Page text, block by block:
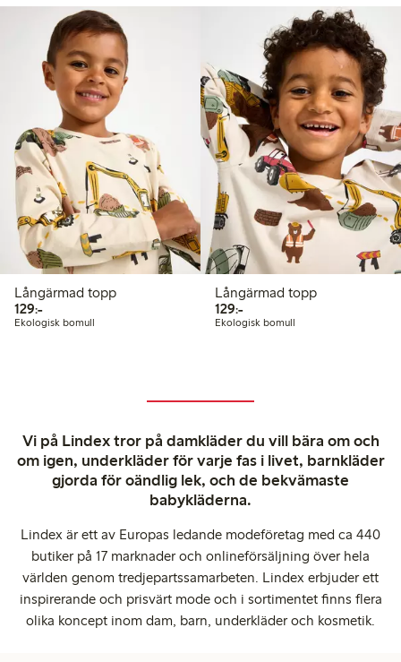
Långärmad topp
129:-129,00 kr
Ekologisk bomull
Långärmad topp
129:-129,00 kr
Ekologisk bomull
Vi på Lindex tror på damkläder du vill bära om och
om igen, underkläder för varje fas i livet, barnkläder
gjorda för oändlig lek, och de bekvämaste
babykläderna.
Lindex är ett av Europas ledande modeföretag med ca 440
butiker på 17 marknader och onlineförsäljning över hela
världen genom tredjepartssamarbeten. Lindex erbjuder ett
inspirerande och prisvärt mode och i sortimentet finns flera
olika koncept inom dam, barn, underkläder och kosmetik.